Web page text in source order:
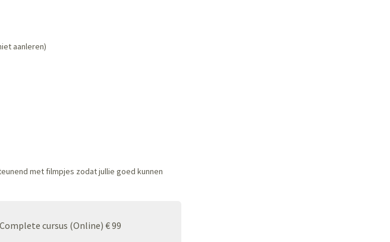
aanleren)
met filmpjes zodat jullie goed kunnen
Complete cursus (Online) € 99